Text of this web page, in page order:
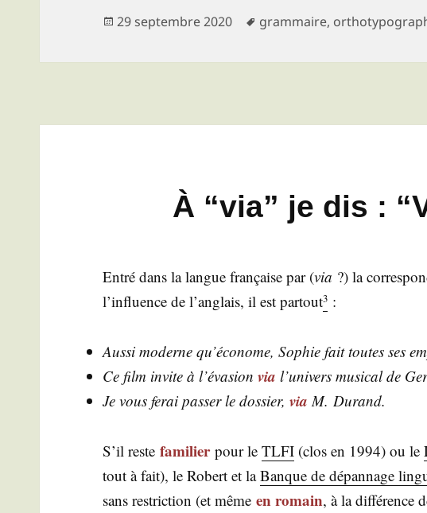
Publié
29 septembre 2020
Mots-
grammaire,
À “via” je dis :
Entré dans la langue fran­çaise par (via ?) la
l’in­fluence de l’an­glais, il est par­tout3 :
Aus­si moderne qu’économe, Sophie fait toutes ses
Ce film invite à l’évasionvia l’univers musi­cal de
Je vous ferai pas­ser le dos­sier,via M. Durand.
S’il restefami­lierpour leTLFI (clos en 1994) ou le
tout à fait), le Robert et laBanque de dépan­nage
sans res­tric­tion (et mêmeen romain, à la dif­fé­rence